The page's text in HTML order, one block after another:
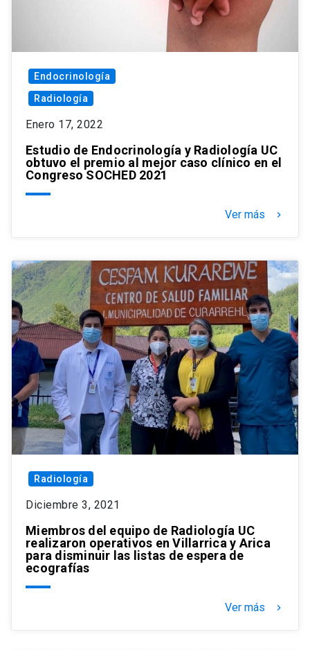
Endocrinología
Radiología
Enero 17, 2022
Estudio de Endocrinología y Radiología UC
obtuvo el premio al mejor caso clínico en el
Congreso SOCHED 2021
Ver más keyboard_arrow_right
Radiología
Diciembre 3, 2021
Miembros del equipo de Radiología UC
realizaron operativos en Villarrica y Arica
para disminuir las listas de espera de
ecografías
Ver más keyboard_arrow_right